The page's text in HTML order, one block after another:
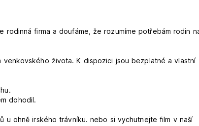
rodinná firma a doufáme, že rozumíme potřebám rodin
života. K dispozici jsou bezplatné a vlastní
dohodil.
u ohně irského trávníku. nebo si vychutnejte film v naší